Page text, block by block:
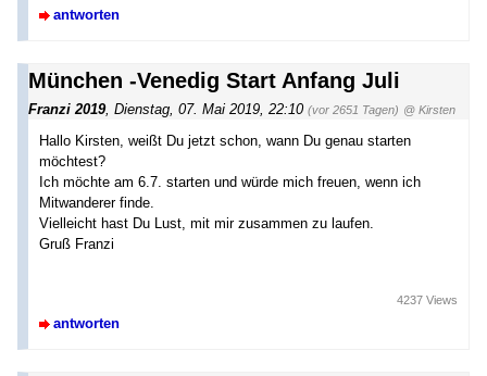
antworten
München -Venedig Start Anfang Juli
Franzi 2019, Dienstag, 07. Mai 2019, 22:10 (vor 2651 Tagen) @ Kirsten
Hallo Kirsten, weißt Du jetzt schon, wann Du genau starten
möchtest?
Ich möchte am 6.7. starten und würde mich freuen, wenn ich
Mitwanderer finde.
Vielleicht hast Du Lust, mit mir zusammen zu laufen.
Gruß Franzi
antworten
4237 Views